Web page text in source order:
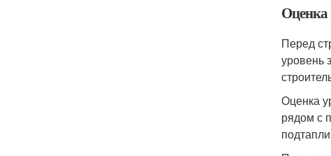
Оценка
Перед
уровень
Оценка
рядом с